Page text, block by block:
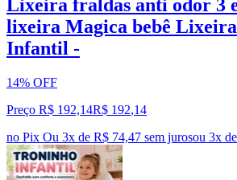
Lixeira fraldas anti odor 3
lixeira Magica bebê
Infantil -
14% OFF
Preço R$ 192,14R$ 192,14
no Pix Ou 3x de R$ 74,47 sem jurosou 3x de